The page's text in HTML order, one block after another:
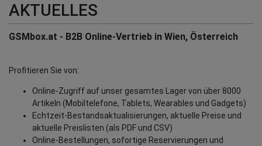
AKTUELLES
GSMbox.at - B2B Online-Vertrieb in Wien, Österreich
Profitieren Sie von:
Online-Zugriff auf unser gesamtes Lager von über 8000
Artikeln (Mobiltelefone, Tablets, Wearables und Gadgets)
Echtzeit-Bestandsaktualisierungen, aktuelle Preise und
aktuelle Preislisten (als PDF und CSV)
Online-Bestellungen, sofortige Reservierungen und